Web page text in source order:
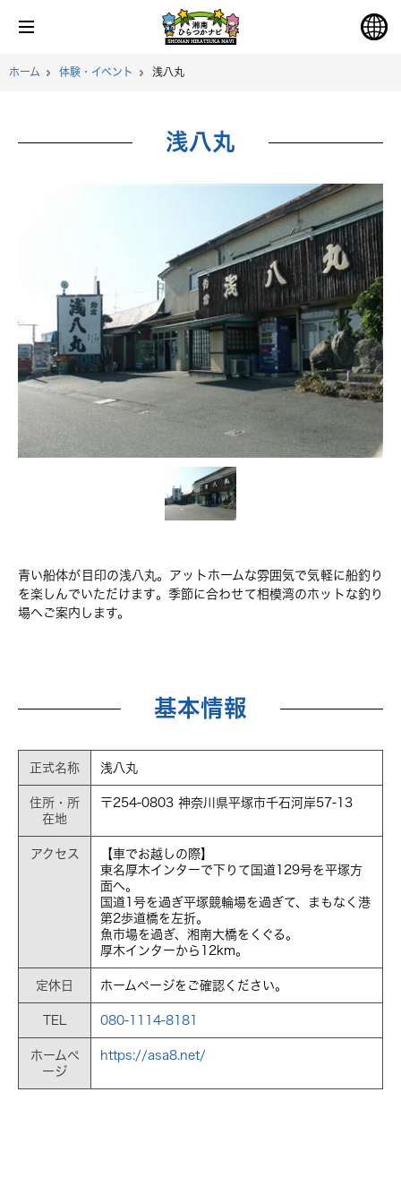
ホーム 体験・イベント 浅八丸
浅八丸
青い船体が目印の浅八丸。アットホームな雰囲気で気軽に船釣り
を楽しんでいただけます。季節に合わせて相模湾のホットな釣り
場へご案内します。
基本情報
正式名称 浅八丸
住所・所
在地
〒254-0803 神奈川県平塚市千石河岸57-13
アクセス
【車でお越しの際】
東名厚木インターで下りて国道129号を平塚方
面へ。
国道1号を過ぎ平塚競輪場を過ぎて、まもなく港
第2歩道橋を左折。
魚市場を過ぎ、湘南大橋をくぐる。
厚木インターから12km。
定休日 ホームページをご確認ください。
TEL 080-1114-8181
ホームペ
ージ
https://asa8.net/